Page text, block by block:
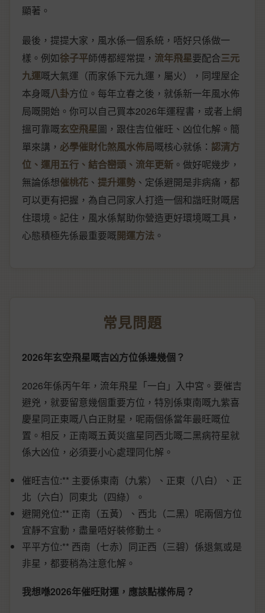
顯著。
最後，提提大家，風水係一個系統，唔好只係做一
樣。例如徐子平師傅都經常提， 流年飛星要配合三元
九運嘅大氣運（而家係下元九運，屬火），同埋屋企
本身嘅八卦方位。每年立春之後，就係新一年風水佈
局嘅開始。你可以自己買本2026年運程書，或者上網
搵可靠嘅玄空飛星圖，跟住吉位催旺、凶位化解。簡
單來講， 必學催財化煞風水佈局嘅核心就係： 認清方
位、運用五行、結合巒頭、流年更新 。做好呢幾步，
無論係想催桃花 、 提升運勢 、定係避開是非病痛，都
可以更有把握，為自己同家人打造一個和諧旺財嘅居
住環境。記住，風水係幫助你營造更好環境嘅工具，
心態積極先係最重要嘅開運方法 。
常見問題
2026年玄空飛星嘅吉凶方位係邊幾個？
2026年係丙午年，流年飛星「一白」入中宮。要催吉
避兇，就要留意幾個重要方位，特別係東南嘅九紫喜
慶星同正東嘅八白正財星，呢兩個係當年最旺嘅位
置。相反，正南嘅五黃災瘟星同西北嘅二黑病符星就
係大凶位，必須要小心處理同化解。
催旺吉位:** 主要係東南（九紫）、正東（八白）、正
北（六白）同東北（四綠）。
避開兇位:** 正南（五黃）、西北（二黑）呢兩個方位
宜靜不宜動，盡量唔好裝修動土。
平平方位:** 西南（七赤）同正西（三碧）係退氣或是
非星，都要稍為注意化解。
我想喺2026年催旺財運，應該點樣佈局？